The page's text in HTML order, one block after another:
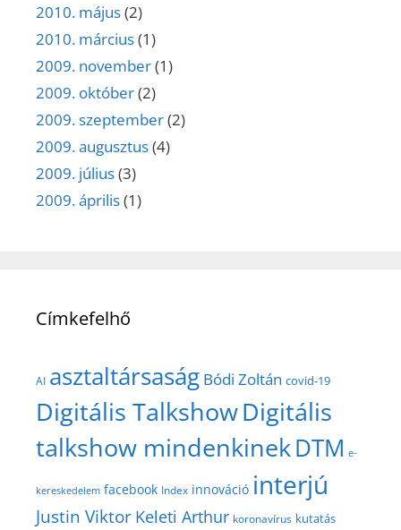
2010. május(2)
2010. március(1)
2009. november(1)
2009. október(2)
2009. szeptember(2)
2009. augusztus(4)
2009. július(3)
2009. április(1)
Címkefelhő
AI asztaltársaság Bódi Zoltán covid-19
Digitális TalkshowDigitális
talkshow mindenkinekDTM e-
kereskedelem facebook Index innováció interjú
Justin Viktor Keleti Arthur koronavírus kutatás